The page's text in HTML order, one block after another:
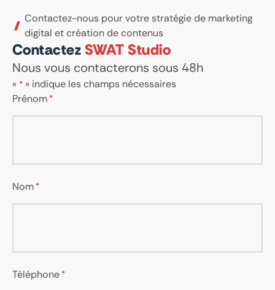
Contactez-nous pour votre stratégie de marketing
digital et création de contenus
ContactezSWAT Studio
Nous vous contacterons sous 48h
« * » indique les champs nécessaires
Prénom *
Nom *
Téléphone *